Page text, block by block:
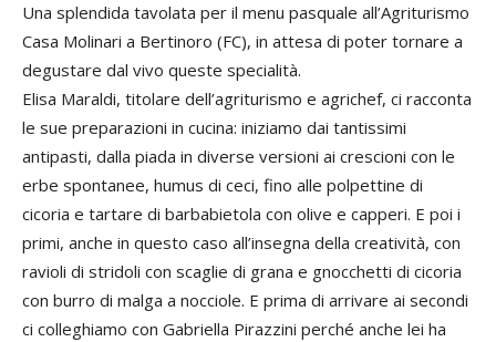
Una splendida tavolata per il menu pasquale all’Agriturismo
Casa Molinari a Bertinoro (FC), in attesa di poter tornare a
degustare dal vivo queste specialità.
Elisa Maraldi, titolare dell’agriturismo e agrichef, ci racconta
le sue preparazioni in cucina: iniziamo dai tantissimi
antipasti, dalla piada in diverse versioni ai crescioni con le
erbe spontanee, humus di ceci, fino alle polpettine di
cicoria e tartare di barbabietola con olive e capperi. E poi i
primi, anche in questo caso all’insegna della creatività, con
ravioli di stridoli con scaglie di grana e gnocchetti di cicoria
con burro di malga a nocciole. E prima di arrivare ai secondi
ci colleghiamo con Gabriella Pirazzini perché anche lei ha